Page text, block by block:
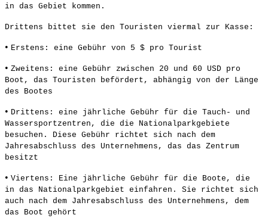
in das Gebiet kommen.
Drittens bittet sie den Touristen viermal zur Kasse:
• Erstens: eine Gebühr von 5 $ pro Tourist
• Zweitens: eine Gebühr zwischen 20 und 60 USD pro
Boot, das Touristen befördert, abhängig von der Länge
des Bootes
• Drittens: eine jährliche Gebühr für die Tauch- und
Wassersportzentren, die die Nationalparkgebiete
besuchen. Diese Gebühr richtet sich nach dem
Jahresabschluss des Unternehmens, das das Zentrum
besitzt
• Viertens: Eine jährliche Gebühr für die Boote, die
in das Nationalparkgebiet einfahren. Sie richtet sich
auch nach dem Jahresabschluss des Unternehmens, dem
das Boot gehört